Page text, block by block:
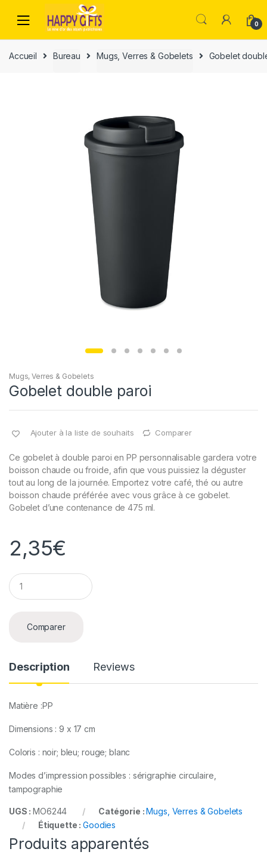
0
Accueil Bureau Mugs, Verres & Gobelets Gobelet
Mugs, Verres & Gobelets
Gobelet double paroi
Ajouter à la liste de souhaits Comparer
Ce gobelet à double paroi en PP personnalisable gardera votre
boisson chaude ou froide, afin que vous puissiez la déguster
tout au long de la journée. Emportez votre café, thé ou autre
boisson chaude préférée avec vous grâce à ce gobelet.
Gobelet d’une contenance de 475 ml.
2,35€
Q
u
a
Comparer
Description Reviews
Matière :PP
Dimensions : 9 x 17 cm
Coloris : noir; bleu; rouge; blanc
Modes d’impression possibles : sérigraphie circulaire,
tampographie
UGS :MO6244 Catégorie :Mugs, Verres & Gobelets
Étiquette :Goodies
Produits apparentés